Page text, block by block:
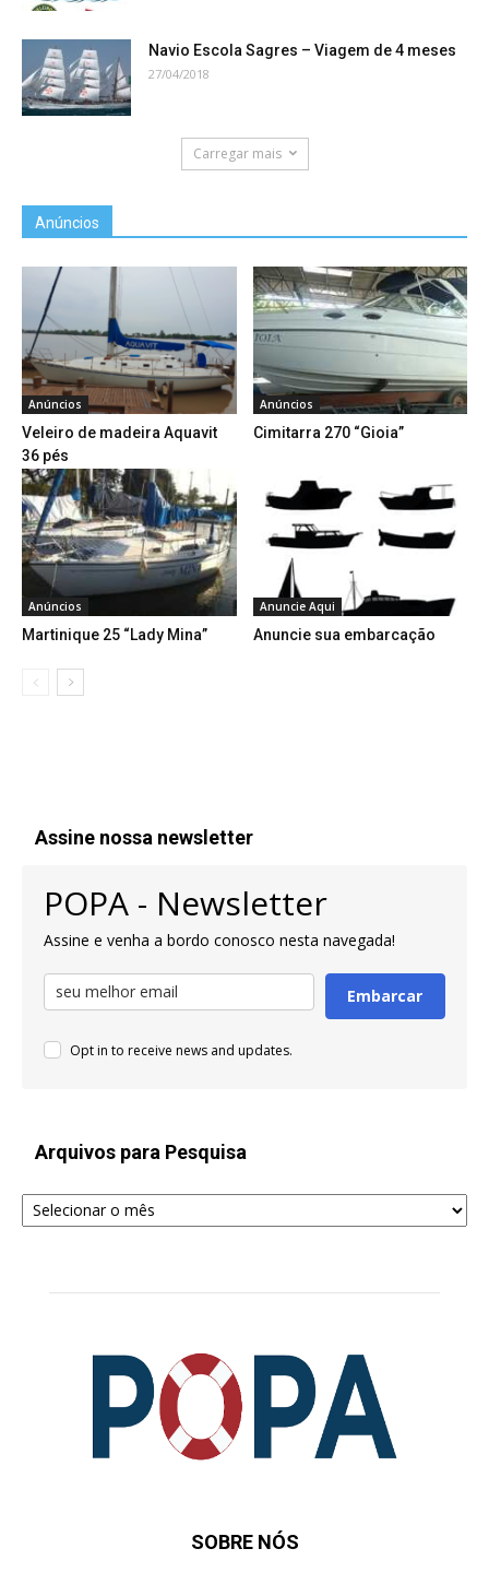
Navio Escola Sagres – Viagem de 4 meses
27/04/2018
Carregar mais
Anúncios
Anúncios
Veleiro de madeira Aquavit
36 pés
Anúncios
Cimitarra 270 “Gioia”
Anúncios
Martinique 25 “Lady Mina”
Anuncie Aqui
Anuncie sua embarcação
Assine nossa newsletter
POPA - Newsletter
Assine e venha a bordo conosco nesta navegada!
Embarcar
Opt in to receive news and updates.
Arquivos para Pesquisa
Arquivos
para
SOBRE NÓS